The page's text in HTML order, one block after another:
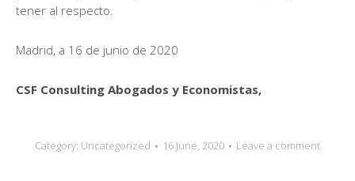
tener al respecto.
Madrid, a 16 de junio de 2020
CSF Consulting Abogados y Economistas,
Category: Uncategorized 16 June, 2020 Leave a comment